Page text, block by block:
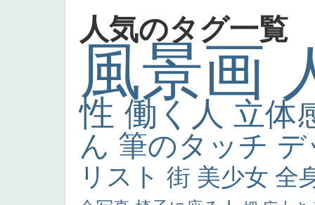
人気のタグ一覧
風景画
性 働く人 立体
ん 筆のタッチ
リスト 街 美少女 全